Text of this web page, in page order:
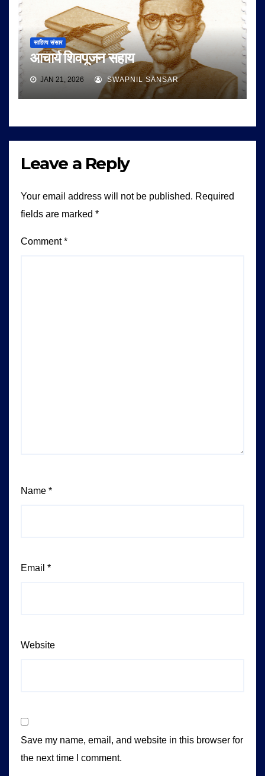
साहित्य संसार
आचार्य शिवपूजन सहाय
JAN 21, 2026 SWAPNIL SANSAR
Leave a Reply
Your email address will not be published. Required
fields are marked *
Comment*
Name *
Email *
Website
Save my name, email, and website in this browser for
the next time I comment.